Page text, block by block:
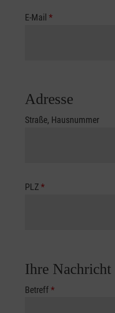
E-Mail *
Adresse
Straße, Hausnummer
PLZ*
Ihre Nachricht
Betreff*